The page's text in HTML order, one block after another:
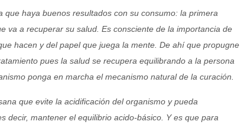
haya buenos resultados con su consumo: la primera
va a recuperar su salud. Es consciente de la importancia de
hacen y del papel que juega la mente. De ahí que propugne
pues la salud se recupera equilibrando a la persona
ponga en marcha el mecanismo natural de la curación.
que evite la acidificación del organismo y pueda
decir, mantener el equilibrio acido-básico. Y es que para